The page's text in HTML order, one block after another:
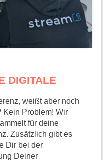
DIGITALE
weißt aber noch
Kein Problem! Wir
für deine
Zusätzlich gibt es
Dir bei der
Deiner